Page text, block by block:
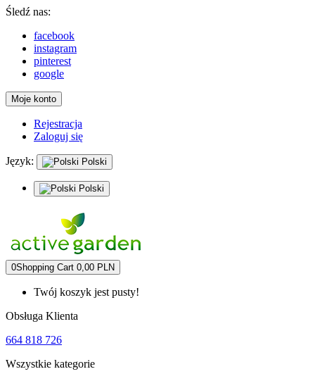
Śledź nas:
facebook
instagram
pinterest
google
Moje konto
Rejestracja
Zaloguj się
Język: Polski
Polski
0Shopping Cart 0,00 PLN
Twój koszyk jest pusty!
Obsługa Klienta
664 818 726
Wszystkie kategorie